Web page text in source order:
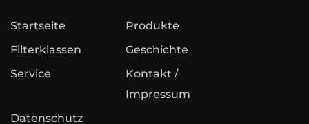
Startseite
Produkte
Filterklassen
Geschichte
Service
Kontakt /
Impressum
Datenschutz